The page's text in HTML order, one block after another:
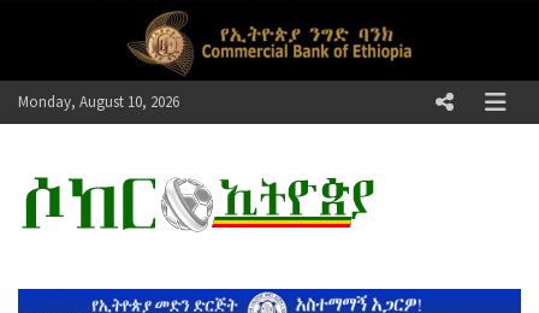
Monday, August 10, 2026
ሶከር ኢትዮጵያ